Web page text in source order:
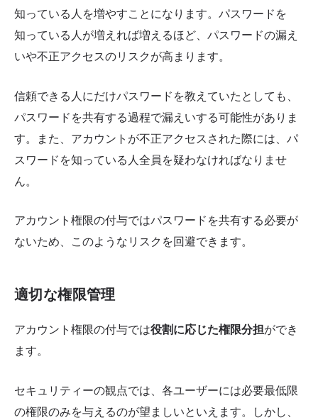
知っている人を増やすことになります。パスワードを
知っている人が増えれば増えるほど、パスワードの漏え
いや不正アクセスのリスクが高まります。
信頼できる人にだけパスワードを教えていたとしても、
パスワードを共有する過程で漏えいする可能性がありま
す。また、アカウントが不正アクセスされた際には、パ
スワードを知っている人全員を疑わなければなりませ
ん。
アカウント権限の付与ではパスワードを共有する必要が
ないため、このようなリスクを回避できます。
適切な権限管理
アカウント権限の付与では役割に応じた権限分担ができ
ます。
セキュリティーの観点では、各ユーザーには必要最低限
の権限のみを与えるのが望ましいといえます。しかし、